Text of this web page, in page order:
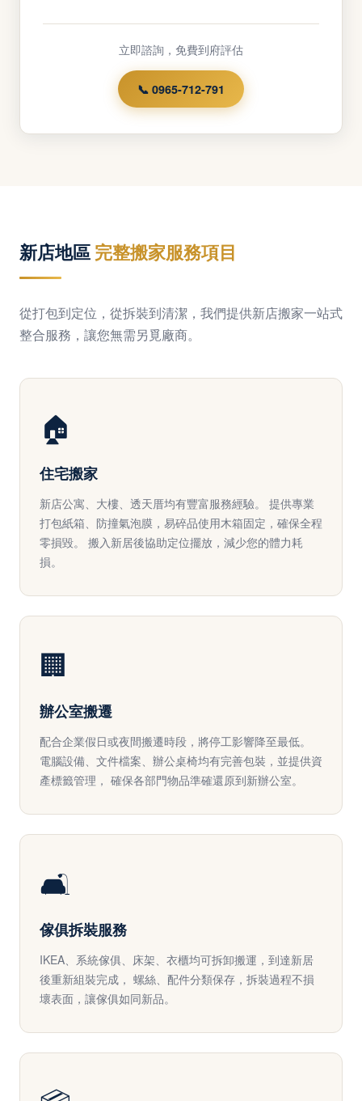
立即諮詢，免費到府評估
📞 0965-712-791
新店地區完整搬家服務項目
從打包到定位，從拆裝到清潔，我們提供新店搬家一站式
整合服務，讓您無需另覓廠商。
🏠
住宅搬家
新店公寓、大樓、透天厝均有豐富服務經驗。 提供專業
打包紙箱、防撞氣泡膜，易碎品使用木箱固定，確保全程
零損毀。 搬入新居後協助定位擺放，減少您的體力耗
損。
🏢
辦公室搬遷
配合企業假日或夜間搬遷時段，將停工影響降至最低。
電腦設備、文件檔案、辦公桌椅均有完善包裝，並提供資
產標籤管理， 確保各部門物品準確還原到新辦公室。
🛋️
傢俱拆裝服務
IKEA、系統傢俱、床架、衣櫃均可拆卸搬運，到達新居
後重新組裝完成， 螺絲、配件分類保存，拆裝過程不損
壞表面，讓傢俱如同新品。